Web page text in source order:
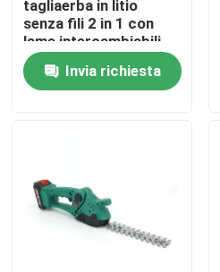
Prodotti
Video
display di fabbrica
tagliaerba in litio
senza fili 2 in 1 con
lame intercambiabili
Invia richiesta